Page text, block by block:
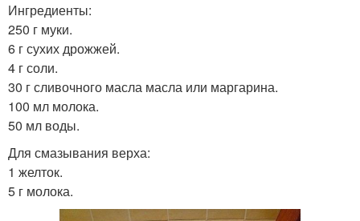
Ингредиенты:
250 г муки.
6 г сухих дрожжей.
4 г соли.
30 г сливочного масла масла или маргарина.
100 мл молока.
50 мл воды.
Для смазывания верха:
1 желток.
5 г молока.